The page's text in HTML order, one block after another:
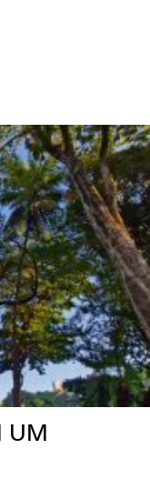
UM